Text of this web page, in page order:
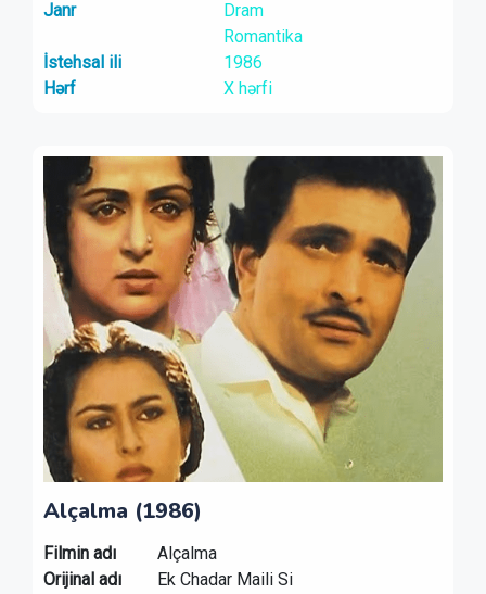
Janr
Dram
Romantika
İstehsal ili
1986
Hərf
X hərfi
Alçalma (1986)
Filmin adı
Alçalma
Orijinal adı
Ek Chadar Maili Si